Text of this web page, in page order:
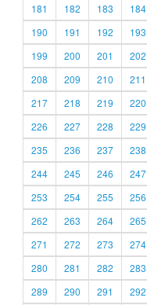
181
182 183 184
190
191 192 193
199
200 201 202
208
209 210 211
217
218 219 220
226
227 228 229
235
236 237 238
244
245 246 247
253
254 255 256
262
263 264 265
271
272 273 274
280
281 282 283
289
290 291 292